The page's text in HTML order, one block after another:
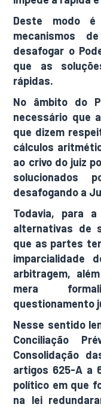
Deste modo
mecanismos
desafogar o
que as
rápidas.
No âmbito do
necessário que
que dizem
cálculos
ao crivo do juiz
solucionados
desafogando a
Todavia, para
alternativas de
que as partes
imparcialidade
arbitragem,
mera
questionamento
Nesse sentido
Conciliação
Consolidação
artigos 625-A a
político em que
na lei